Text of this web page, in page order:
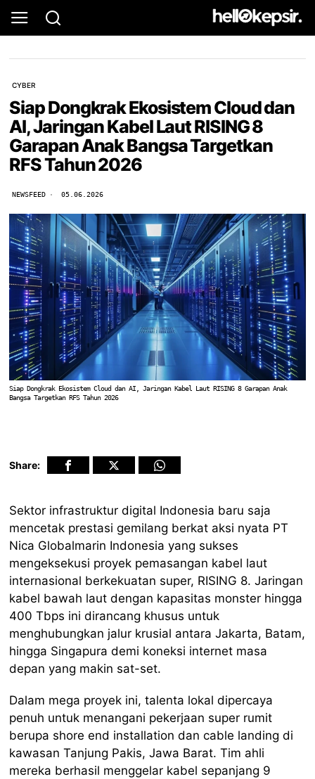
CYBER
Siap Dongkrak Ekosistem Cloud dan
AI, Jaringan Kabel Laut RISING 8
Garapan Anak Bangsa Targetkan
RFS Tahun 2026
NEWSFEED 05.06.2026
Siap Dongkrak Ekosistem Cloud dan AI, Jaringan Kabel Laut RISING 8 Garapan Anak
Bangsa Targetkan RFS Tahun 2026
Share:
Sektor infrastruktur digital Indonesia baru saja
mencetak prestasi gemilang berkat aksi nyata PT
Nica Globalmarin Indonesia yang sukses
mengeksekusi proyek pemasangan kabel laut
internasional berkekuatan super, RISING 8. Jaringan
kabel bawah laut dengan kapasitas monster hingga
400 Tbps ini dirancang khusus untuk
menghubungkan jalur krusial antara Jakarta, Batam,
hingga Singapura demi koneksi internet masa
depan yang makin sat-set.
Dalam mega proyek ini, talenta lokal dipercaya
penuh untuk menangani pekerjaan super rumit
berupa shore end installation dan cable landing di
kawasan Tanjung Pakis, Jawa Barat. Tim ahli
mereka berhasil menggelar kabel sepanjang 9